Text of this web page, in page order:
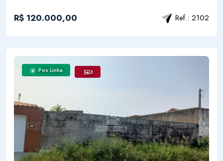
R$ 120.000,00 Ref.: 2102
Pos Linha 3